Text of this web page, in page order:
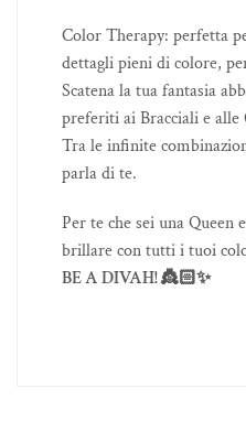
Color Therapy: perfetta
dettagli pieni di colore,
Scatena la tua fantasia
preferiti ai Bracciali e alle
Tra le infinite
parla di te.
Per te che sei una Queen
brillare con tutti i tuoi
BE A DIVAH! 👸🏻✨